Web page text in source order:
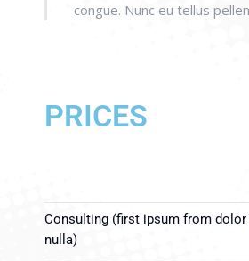
congue. Nunc eu tellus
PRICES
Consulting (first ipsum from dolor
nulla)